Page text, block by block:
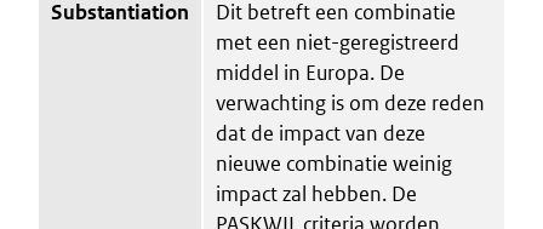
Substantiation
Dit betreft een combinatie
met een niet-geregistreerd
middel in Europa. De
verwachting is om deze reden
dat de impact van deze
nieuwe combinatie weinig
impact zal hebben. De